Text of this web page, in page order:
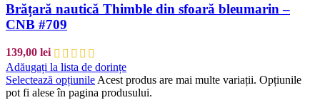
Brățară nautică Thimble din sfoară bleumarin –
CNB #709
139,00 lei
Adăugați la lista de dorințe
Selectează opțiunileAcest produs are mai multe variații. Opțiunile
pot fi alese în pagina produsului.